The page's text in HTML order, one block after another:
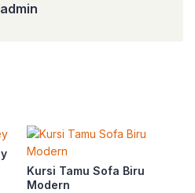
admin
Kursi Tamu Sofa Biru
Modern